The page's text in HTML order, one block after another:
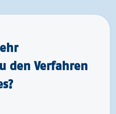
den Verfahren